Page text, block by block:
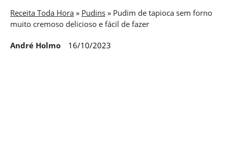
Receita Toda Hora » Pudins » Pudim de tapioca sem forno
muito cremoso delicioso e fácil de fazer
André Holmo 16/10/2023